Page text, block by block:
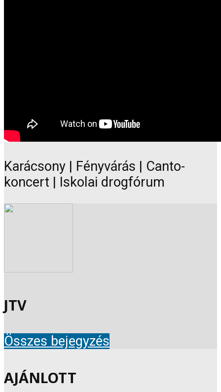
Karácsony | Fényvárás | Canto-
koncert | Iskolai drogfórum
JTV
Összes bejegyzés
AJÁNLOTT